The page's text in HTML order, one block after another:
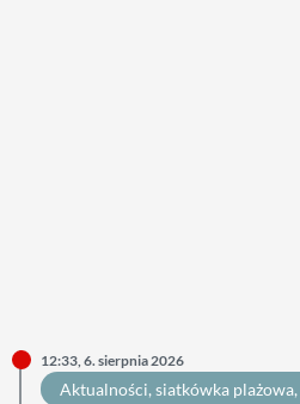
12:33, 6. sierpnia 2026
Aktualności, siatkówka plażowa,